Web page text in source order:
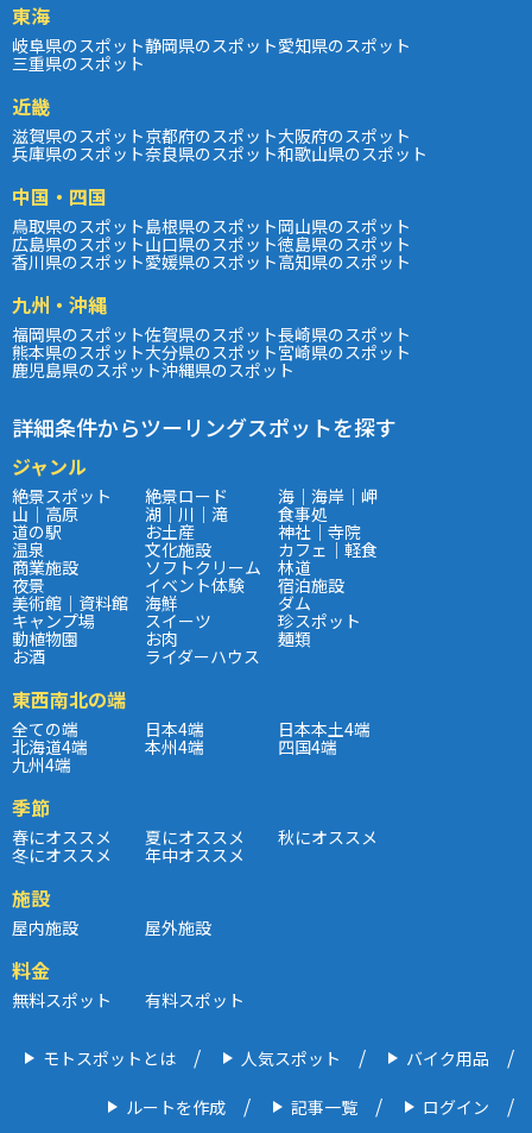
東海
岐阜県のスポット静岡県のスポット愛知県のスポット
三重県のスポット
近畿
滋賀県のスポット京都府のスポット大阪府のスポット
兵庫県のスポット奈良県のスポット和歌山県のスポット
中国・四国
鳥取県のスポット島根県のスポット岡山県のスポット
広島県のスポット山口県のスポット徳島県のスポット
香川県のスポット愛媛県のスポット高知県のスポット
九州・沖縄
福岡県のスポット佐賀県のスポット長崎県のスポット
熊本県のスポット大分県のスポット宮崎県のスポット
鹿児島県のスポット沖縄県のスポット
詳細条件からツーリングスポットを探す
ジャンル
絶景スポット 絶景ロード 海｜海岸｜岬
山｜高原 湖｜川｜滝 食事処
道の駅 お土産 神社｜寺院
温泉 文化施設 カフェ｜軽食
商業施設 ソフトクリーム 林道
夜景 イベント体験 宿泊施設
美術館｜資料館 海鮮 ダム
キャンプ場 スイーツ 珍スポット
動植物園 お肉 麺類
お酒 ライダーハウス
東西南北の端
全ての端 日本4端 日本本土4端
北海道4端 本州4端 四国4端
九州4端
季節
春にオススメ 夏にオススメ 秋にオススメ
冬にオススメ 年中オススメ
施設
屋内施設 屋外施設
料金
無料スポット 有料スポット
モトスポットとは 人気スポット バイク用品
ルートを作成 記事一覧 ログイン